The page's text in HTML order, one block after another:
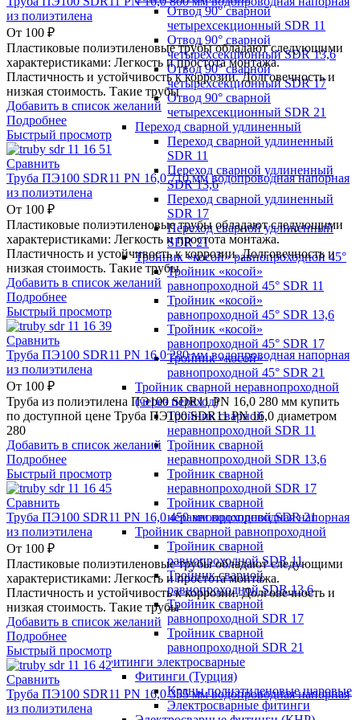
Отвод 90° сварной
четырехсекционный SDR 11
Отвод 90° сварной
четырехсекционный SDR 13,6
Отвод 90° сварной
четырехсекционный SDR 17
Отвод 90° сварной
четырехсекционный SDR 21
Переход сварной удлиненный
Переход сварной удлиненный
SDR 11
Переход сварной удлиненный
SDR 13,6
Переход сварной удлиненный
SDR 17
Переход сварной удлиненный
SDR 21
Тройник «косой» равнопроходной 45°
Тройник «косой»
равнопроходной 45° SDR 11
Тройник «косой»
равнопроходной 45° SDR 13,6
Тройник «косой»
равнопроходной 45° SDR 17
Тройник «косой»
равнопроходной 45° SDR 21
Тройник сварной неравнопроходной
(через переход)
Тройник сварной
неравнопроходной SDR 11
Тройник сварной
неравнопроходной SDR 13,6
Тройник сварной
неравнопроходной SDR 17
Тройник сварной
неравнопроходной SDR 21
Тройник сварной равнопроходной
Тройник сварной
равнопроходной SDR 11
Тройник сварной
равнопроходной SDR 13,6
Тройник сварной
равнопроходной SDR 17
Тройник сварной
равнопроходной SDR 21
Фитинги электросварные
Фитинги (Турция)
Краны полиэтиленовые шаровые
Электросварные фитинги
из полиэтилена
От 100 ₽
Пластиковые полиэтиленовые трубы обладают следующими
характеристиками: Легкость и простота монтажа.
Пластичность и устойчивость к коррозии. Долговечность и
низкая стоимость. Такие трубы
Добавить в список желаний
Подробнее
Быстрый просмотр
Сравнить
Труба ПЭ100 SDR11 PN 16,0 710 мм водопроводная напорная
из полиэтилена
От 100 ₽
Пластиковые полиэтиленовые трубы обладают следующими
характеристиками: Легкость и простота монтажа.
Пластичность и устойчивость к коррозии. Долговечность и
низкая стоимость. Такие трубы
Добавить в список желаний
Подробнее
Быстрый просмотр
Сравнить
Труба ПЭ100 SDR11 PN 16,0 280 мм водопроводная напорная
из полиэтилена
От 100 ₽
Труба из полиэтилена ПЭ100 SDR11 PN 16,0 280 мм купить
по доступной цене Труба ПЭ100 SDR11 PN 16,0 диаметром
280
Добавить в список желаний
Подробнее
Быстрый просмотр
Сравнить
Труба ПЭ100 SDR11 PN 16,0 450 мм водопроводная напорная
из полиэтилена
От 100 ₽
Пластиковые полиэтиленовые трубы обладают следующими
характеристиками: Легкость и простота монтажа.
Пластичность и устойчивость к коррозии. Долговечность и
низкая стоимость. Такие трубы
Добавить в список желаний
Подробнее
Быстрый просмотр
Сравнить
Труба ПЭ100 SDR11 PN 16,0 355 мм водопроводная напорная
из полиэтилена